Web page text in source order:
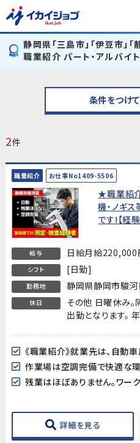
静岡県「三島市」「伊豆市」
職業紹介 パート・アルバイ
条件をつけ
2件
職業紹介 お仕事No1409-5506
★職業紹
機・ノギ
です!【経
給与 日給月給220,000
シフト [日勤]
勤務地 静岡県静岡市駿
休日
その他 日曜休み
出勤となります。
詳細を見る